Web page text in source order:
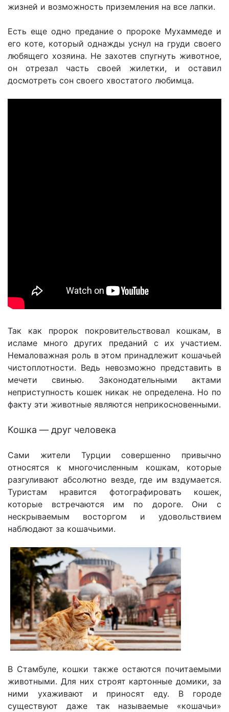
жизней и возможность приземления на все лапки.
Есть еще одно предание о пророке Мухаммеде и
его коте, который однажды уснул на груди своего
любящего хозяина. Не захотев спугнуть животное,
он отрезал часть своей жилетки, и оставил
досмотреть сон своего хвостатого любимца.
Так как пророк покровительствовал кошкам, в
исламе много других преданий с их участием.
Немаловажная роль в этом принадлежит кошачьей
чистоплотности. Ведь невозможно представить в
мечети свинью. Законодательными актами
неприступность кошек никак не определена. Но по
факту эти животные являются неприкосновенными.
Кошка — друг человека
Сами жители Турции совершенно привычно
относятся к многочисленным кошкам, которые
разгуливают абсолютно везде, где им вздумается.
Туристам нравится фотографировать кошек,
которые встречаются им по дороге. Они с
нескрываемым восторгом и удовольствием
наблюдают за кошачьими.
В Стамбуле, кошки также остаются почитаемыми
животными. Для них строят картонные домики, за
ними ухаживают и приносят еду. В городе
существуют даже так называемые «кошачьи»